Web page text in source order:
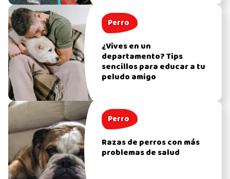
Perro
¿Vives en un
departamento? Tips
sencillos para educar a tu
peludo amigo
Perro
Razas de perros con más
problemas de salud